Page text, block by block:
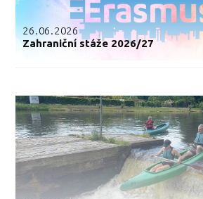
26.06.2026
Zahraniční stáže 2026/27